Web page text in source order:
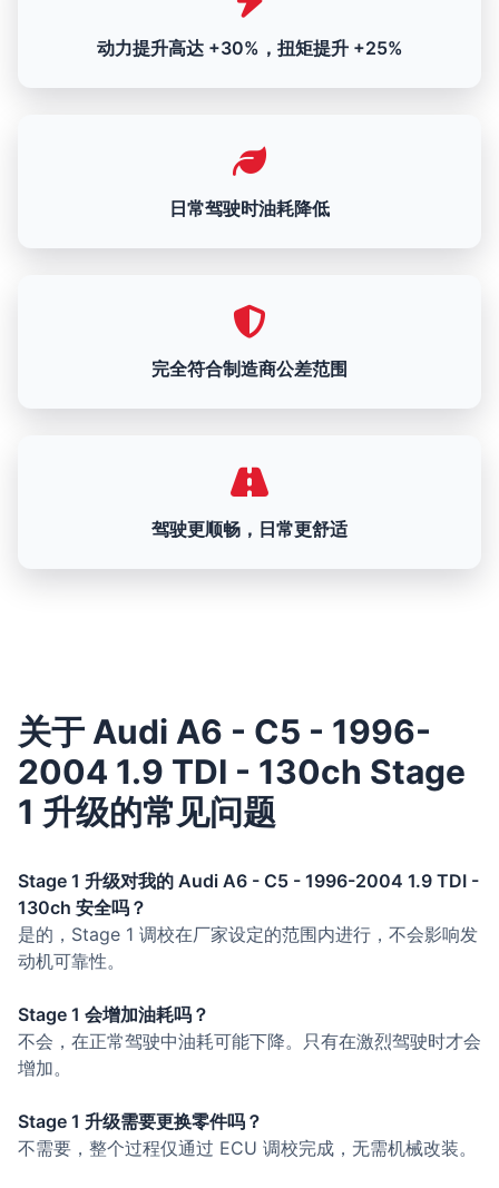
动力提升高达 +30%，扭矩提升 +25%
日常驾驶时油耗降低
完全符合制造商公差范围
驾驶更顺畅，日常更舒适
关于 Audi A6 - C5 - 1996-
2004 1.9 TDI - 130ch Stage
1 升级的常见问题
Stage 1 升级对我的 Audi A6 - C5 - 1996-2004 1.9 TDI -
130ch 安全吗？
是的，Stage 1 调校在厂家设定的范围内进行，不会影响发
动机可靠性。
Stage 1 会增加油耗吗？
不会，在正常驾驶中油耗可能下降。只有在激烈驾驶时才会
增加。
Stage 1 升级需要更换零件吗？
不需要，整个过程仅通过 ECU 调校完成，无需机械改装。